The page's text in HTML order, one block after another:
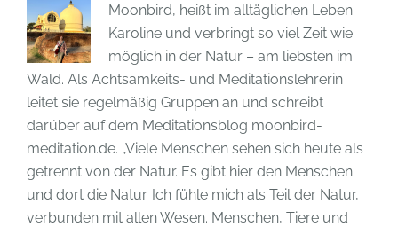
Lorch
nach
Kaub
Moonbird, heißt im alltäglichen Leben
Karoline und verbringt so viel Zeit wie
möglich in der Natur – am liebsten im
Wald. Als Achtsamkeits- und Meditationslehrerin
leitet sie regelmäßig Gruppen an und schreibt
darüber auf dem Meditationsblog moonbird-
meditation.de. „Viele Menschen sehen sich heute als
getrennt von der Natur. Es gibt hier den Menschen
und dort die Natur. Ich fühle mich als Teil der Natur,
verbunden mit allen Wesen. Menschen, Tiere und